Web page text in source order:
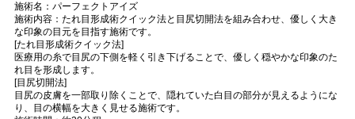
施術名：パーフェクトアイズ
施術内容：たれ目形成術クイック法と目尻切開法を組み合わせ、優しく大き
な印象の目元を目指す施術です。
[たれ目形成術クイック法]
医療用の糸で目尻の下側を軽く引き下げることで、優しく穏やかな印象のた
れ目を形成します。
[目尻切開法]
目尻の皮膚を一部取り除くことで、隠れていた白目の部分が見えるようにな
り、目の横幅を大きく見せる施術です。